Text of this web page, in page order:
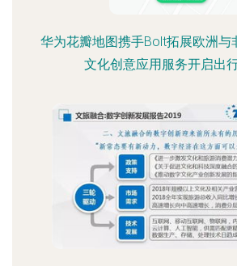
华为花瓣地图携手Bolt拓展欧洲与
文化创意应用服务开启出